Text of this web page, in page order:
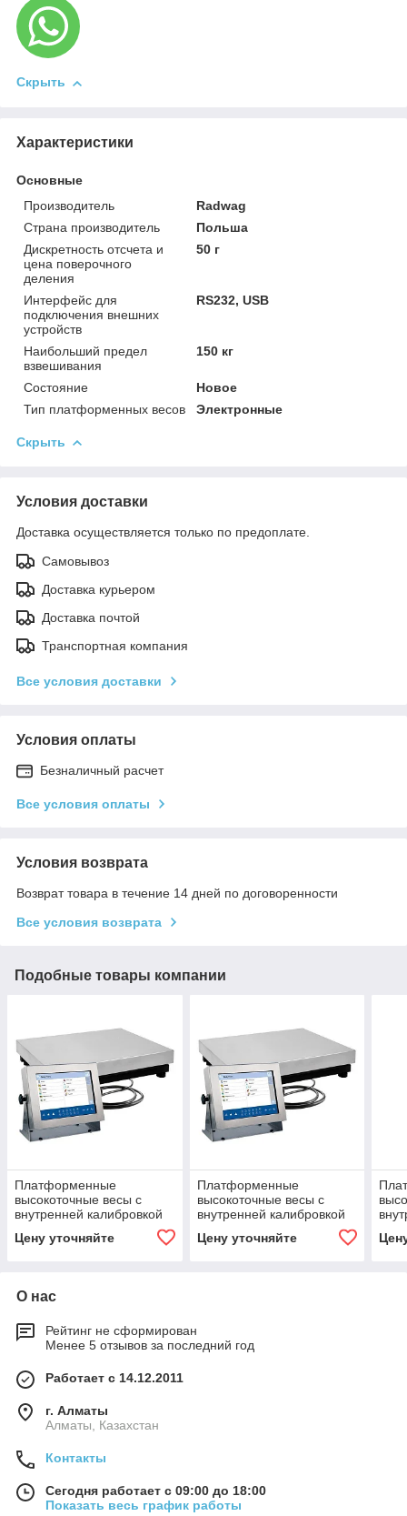
Скрыть
Характеристики
Основные
Производитель
Radwag
Страна производитель
Польша
Дискретность отсчета и
цена поверочного
деления
50 г
Интерфейс для
подключения внешних
устройств
RS232, USB
Наибольший предел
взвешивания
150 кг
Состояние
Новое
Тип платформенных весов
Электронные
Скрыть
Условия доставки
Доставка осуществляется только по предоплате.
Самовывоз
Доставка курьером
Доставка почтой
Транспортная компания
Все условия доставки
Условия оплаты
Безналичный расчет
Все условия оплаты
Условия возврата
Возврат товара в течение 14 дней по договоренности
Все условия возврата
Подобные товары компании
Платформенные
высокоточные весы с
внутренней калибровкой
Цену уточняйте
Платформенные
высокоточные весы с
внутренней калибровкой
Цену уточняйте
О нас
Рейтинг не сформирован
Менее 5 отзывов за последний год
Работает с 14.12.2011
г. Алматы
Алматы, Казахстан
Контакты
Сегодня работает с 09:00 до 18:00
Показать весь график работы